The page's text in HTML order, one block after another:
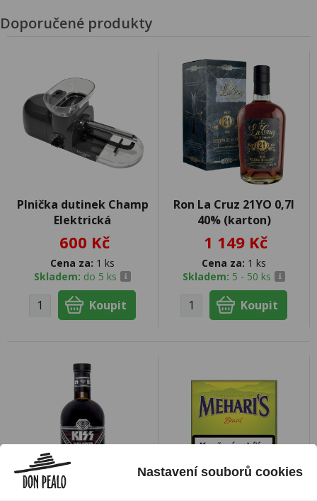
Doporučené produkty
Plnička dutinek Champ
Elektrická
600 Kč
Cena za: 1 ks
Skladem: do 5 ks
Ron La Cruz 21YO 0,7l
40% (karton)
1 149 Kč
Cena za: 1 ks
Skladem: 5 - 50 ks
Nastavení souborů cookies